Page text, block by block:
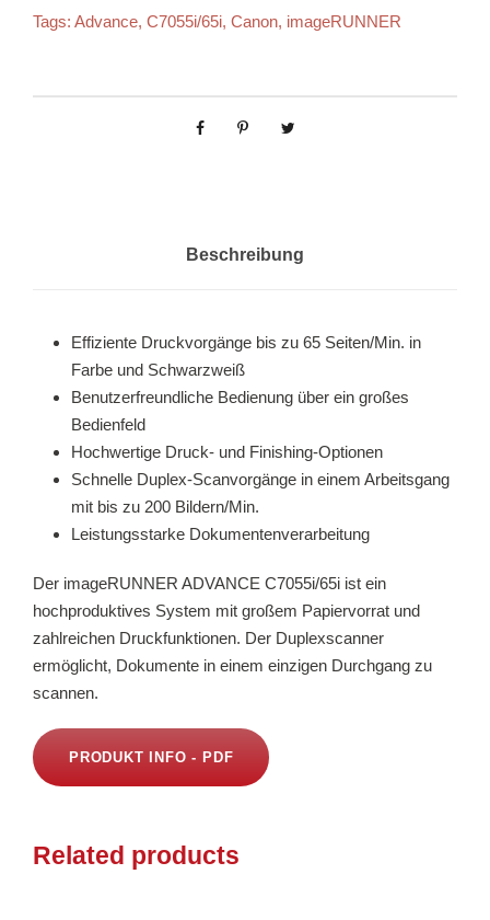
Tags: Advance, C7055i/65i, Canon, imageRUNNER
Beschreibung
Effiziente Druckvorgänge bis zu 65 Seiten/Min. in
Farbe und Schwarzweiß
Benutzerfreundliche Bedienung über ein großes
Bedienfeld
Hochwertige Druck- und Finishing-Optionen
Schnelle Duplex-Scanvorgänge in einem Arbeitsgang
mit bis zu 200 Bildern/Min.
Leistungsstarke Dokumentenverarbeitung
Der imageRUNNER ADVANCE C7055i/65i ist ein
hochproduktives System mit großem Papiervorrat und
zahlreichen Druckfunktionen. Der Duplexscanner
ermöglicht, Dokumente in einem einzigen Durchgang zu
scannen.
PRODUKT INFO - PDF
Related products